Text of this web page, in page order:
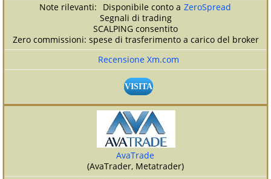
Disponibile conto a ZeroSpread
Segnali di trading
SCALPING consentito
Zero commissioni: spese di trasferimento a carico del broker
Recensione Xm.com
VISITA
AvaTrade
(AvaTrader, Metatrader)